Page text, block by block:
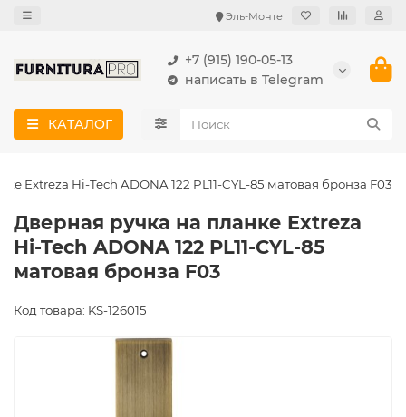
Эль-Монте
+7 (915) 190-05-13
написать в Telegram
КАТАЛОГ
Extreza Hi-Tech ADONA 122 PL11-CYL-85 матовая бронза F03
Дверная ручка на планке Extreza
Hi-Tech ADONA 122 PL11-CYL-85
матовая бронза F03
Код товара: KS-126015